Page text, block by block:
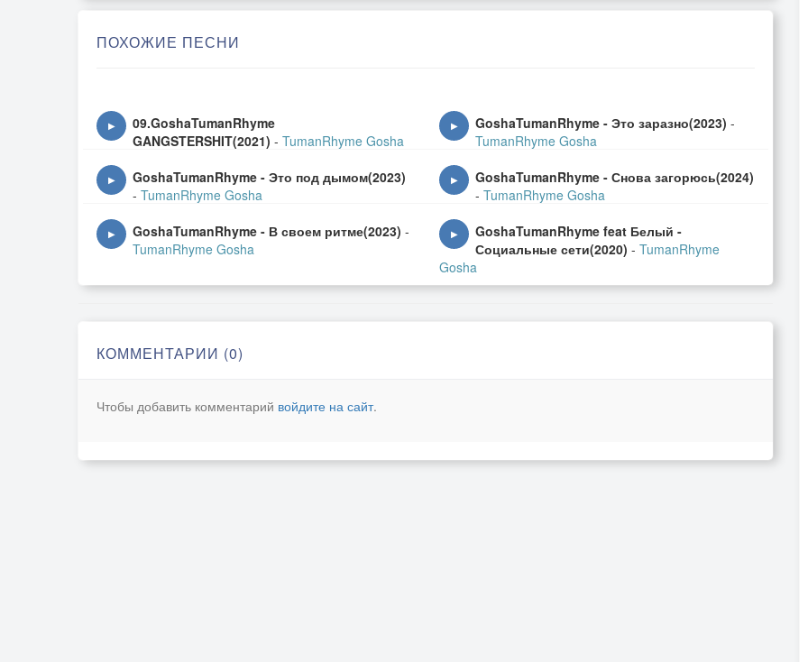
ПОХОЖИЕ ПЕСНИ
▶
09.GoshaTumanRhyme
GANGSTERSHIT(2021) - TumanRhyme Gosha
▶ GoshaTumanRhyme - Это заразно(2023) -
TumanRhyme Gosha
▶
GoshaTumanRhyme - Это под дымом(2023)
- TumanRhyme Gosha
▶
GoshaTumanRhyme - Снова загорюсь(2024)
- TumanRhyme Gosha
▶ GoshaTumanRhyme - В своем ритме(2023) -
TumanRhyme Gosha
▶
GoshaTumanRhyme feat Белый -
Социальные сети(2020) - TumanRhyme
Gosha
КОММЕНТАРИИ (0)
Чтобы добавить комментарий войдите на сайт.